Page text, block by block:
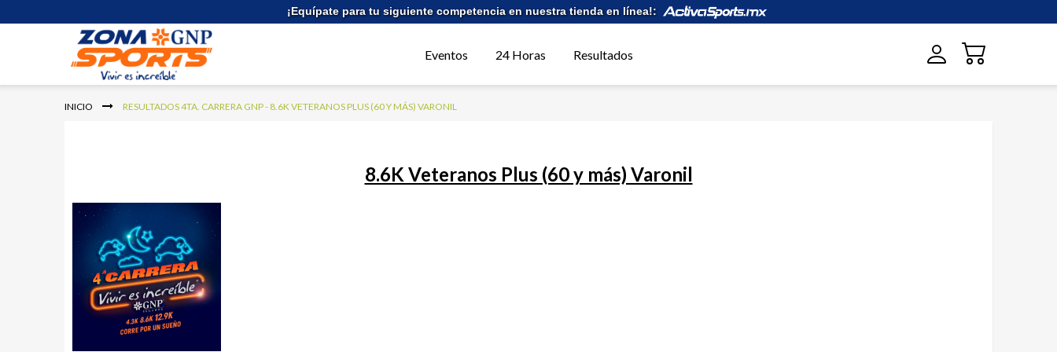
contenido
¡Equípate para tu siguiente competencia en nuestra tienda en línea!:
Eventos 24 Horas Resultados
INICIO RESULTADOS 4TA. CARRERA GNP - 8.6K VETERANOS PLUS (60 Y MÁS) VARONIL
8.6K Veteranos Plus (60 y más) Varonil